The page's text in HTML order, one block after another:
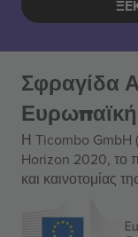
Σφραγίδα
Η Ticombo GmbH
Horizon 2020, το
και καινοτομίας